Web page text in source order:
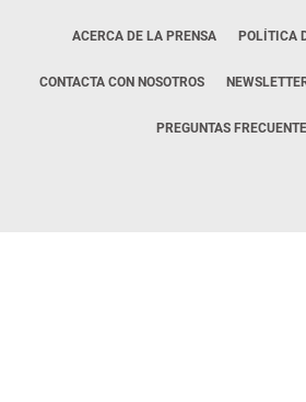
ACERCA DE LA PRENSA POLÍTICA
CONTACTA CON NOSOTROS
PREGUNTAS